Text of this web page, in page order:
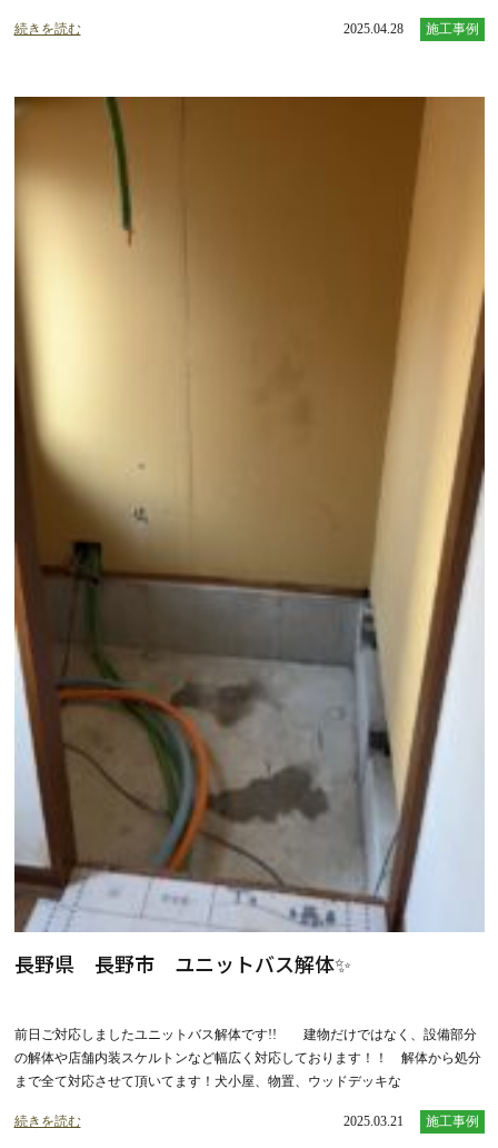
続きを読む 2025.04.28 施工事例
長野県 長野市 ユニットバス解体✨
前日ご対応しましたユニットバス解体です!! 建物だけではなく、設備部分
の解体や店舗内装スケルトンなど幅広く対応しております！！ 解体から処分
まで全て対応させて頂いてます！犬小屋、物置、ウッドデッキな
続きを読む 2025.03.21 施工事例